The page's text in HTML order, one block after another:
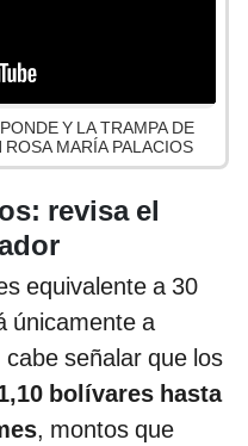
Y LA TRAMPA DE
MARÍA PALACIOS
revisa el
equivalente a 30
únicamente a
señalar que los
bolívares hasta
, montos que